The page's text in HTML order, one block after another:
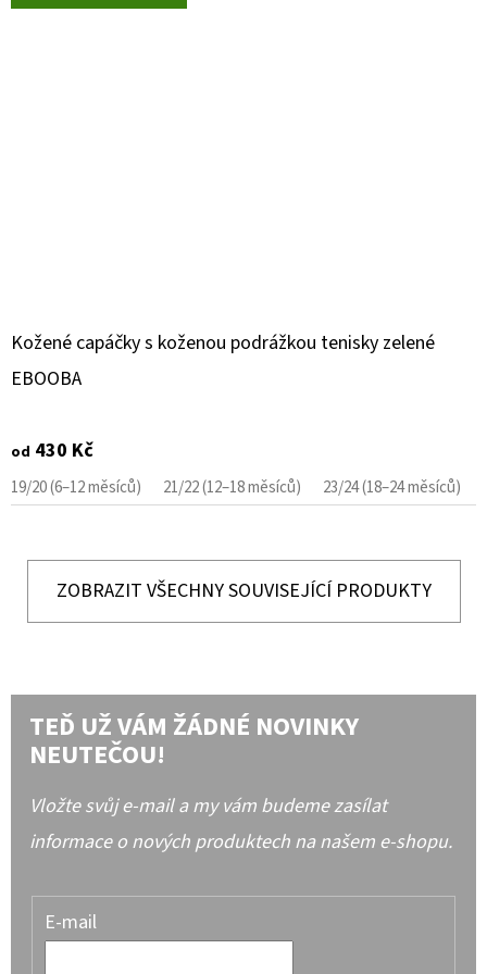
Kožené capáčky s koženou podrážkou tenisky zelené
EBOOBA
od 430 Kč
19/20 (6–12 měsíců) 21/22 (12–18 měsíců) 23/24 (18–24 měsíců)
ZOBRAZIT VŠECHNY SOUVISEJÍCÍ PRODUKTY
TEĎ UŽ VÁM ŽÁDNÉ NOVINKY
NEUTEČOU!
Vložte svůj e-mail a my vám budeme zasílat
informace o nových produktech na našem e-shopu.
E-mail